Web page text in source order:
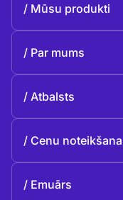
Mūsu produkti
Par mums
Vēsture
Atbalsts
Kontakti
Cenu noteikšana
Emuārs